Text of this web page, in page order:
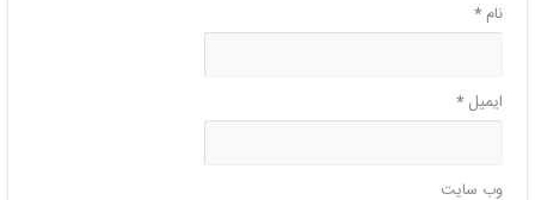
نام*
ایمیل*
وب‌ سایت